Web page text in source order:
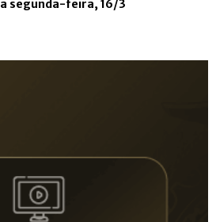
segunda-feira, 16/3